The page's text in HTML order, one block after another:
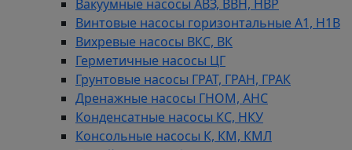
Вакуумные насосы АВЗ, ВВН, НВР
Винтовые насосы горизонтальные А1, Н1В
Вихревые насосы ВКС, ВК
Герметичные насосы ЦГ
Грунтовые насосы ГРАТ, ГРАН, ГРАК
Дренажные насосы ГНОМ, АНС
Конденсатные насосы КС, НКУ
Консольные насосы К, КМ, КМЛ